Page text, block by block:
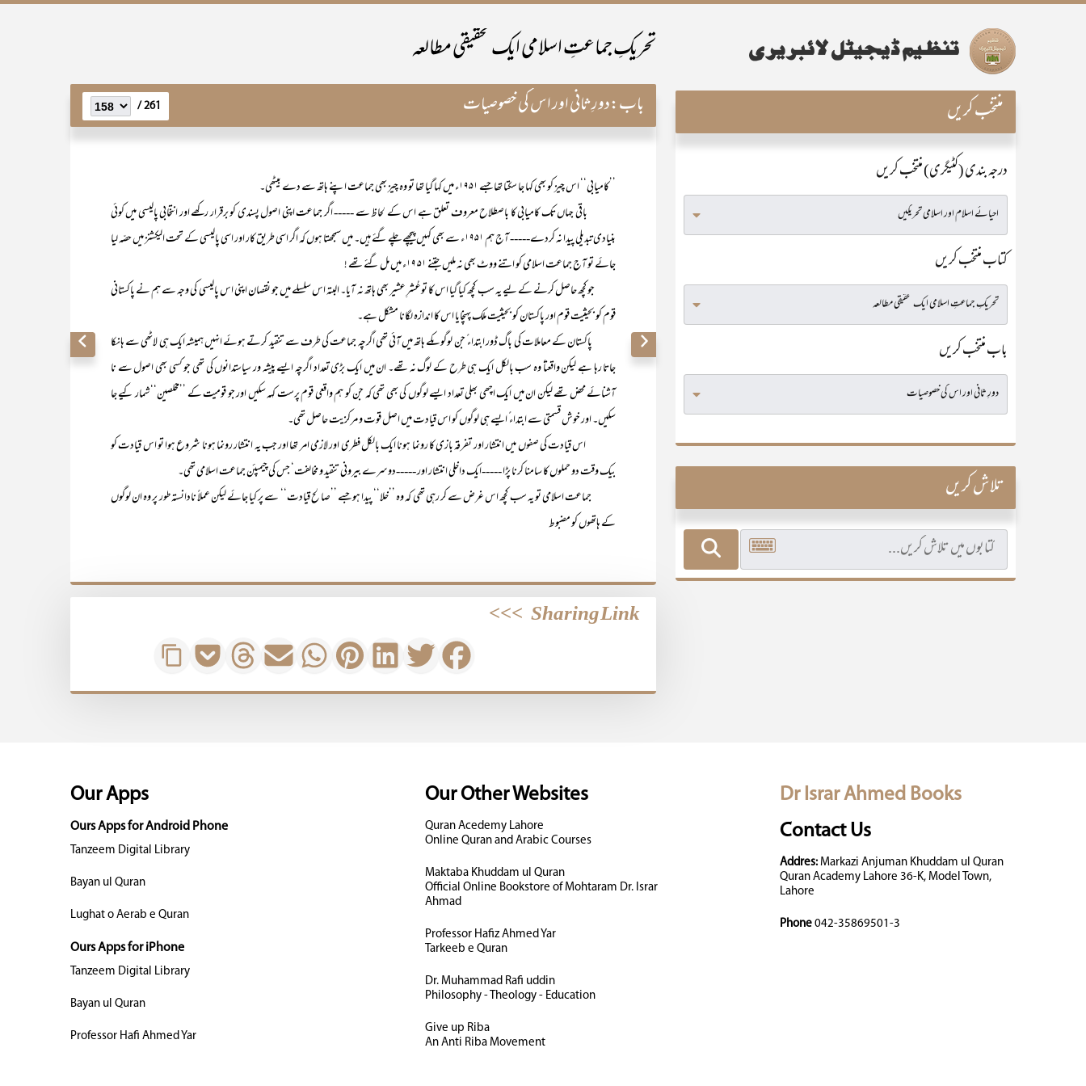
تحریکِ جماعتِ اسلامی ایک تحقیقی مطالعہ
باب:دورِ ثانی اور اس کی خصوصیات 261 /
’’کامیابی‘‘ اس چیز کو بھی کہا جا سکتا تھا جسے ۱۹۵۱ء میں کہا گیا تھا تو وہ چیز بھی جماعت اپنے ہاتھ سے دے بیٹھی۔
باقی جہاں تک کامیابی کا باصطلاح معروف تعلق ہے اس کے لحاظ سے ----- اگر جماعت اپنی اصول پسندی کو برقرار رکھے اور انتخابی پالیسی میں کوئی
بنیادی تبدیلی پیدا نہ کردے----- آج ہم ۱۹۵۱ء سے بھی کہیں پیچھے چلے گئے ہیں۔ میں سمجھتا ہوں کہ اگر اسی طریق کار اور اسی پالیسی کے تحت الیکشنز میں حصّہ لیا
جائے تو آج جماعت اسلامی کو اتنے ووٹ بھی نہ ملیں جتنے ۵۱ ۱۹ء میں مل گئے تھے !
جو کچھ حاصل کرنے کے لیے یہ سب کچھ کیا گیا اس کا توعُشرِ عشیر بھی ہاتھ نہ آیا۔ البتہ اس سلسلے میں جو نقصان اپنی اس پالیسی کی وجہ سے ہم نے پاکستانی
قوم کو بحیثیت قوم اور پاکستان کو بحیثیت ملک پہنچایا اس کا اندازہ لگانا مشکل ہے۔
پاکستان کے معاملات کی باگ ڈور ابتداء ً جن لوگوںکے ہاتھ میں آئی تھی اگرچہ جماعت کی طرف سے تنقید کرتے ہوئے انہیں ہمیشہ ایک ہی لاٹھی سے ہانکا
جاتا رہا ہے لیکن واقعتاً وہ سب بالکل ایک ہی طرح کے لوگ نہ تھے۔ ان میں ایک بڑی تعداد اگرچہ ایسے پیشہ ور سیاستدانوں کی تھی جو کسی بھی اصول سے نا
آشنائے محض تھے لیکن ان میں ایک اچھی بھلی تعداد ایسے لوگوں کی بھی تھی کہ جن کو ہم واقعی قوم پرست کہہ سکیں اور جو قومیت کے ’’مخلصین‘‘ شمار کیے جا
سکیں۔ اور خوش قسمتی سے ابتداء ً ایسے ہی لوگوں کو اس قیادت میں اصل قوت و مرکزیت حاصل تھی۔
اس قیادت کی صفوں میں انتشار اور تفرقہ بازی کا رونما ہونا ایک بالکل فطری اور لازمی امر تھا اور جب یہ انتشار رونما ہونا شروع ہوا تو اس قیادت کو
بیک وقت دو حملوں کا سامنا کرنا پڑا -----ایک داخلی انتشار اور -----دوسرے بیرونی تنقید و مخالفت‘ جس کی چیمپئن جماعت اسلامی تھی۔
جماعت اسلامی تو یہ سب کچھ اس غرض سے کر رہی تھی کہ وہ ’’خلا‘‘ پیدا ہو جسے ’’صالح قیادت‘‘ سے پر کیا جائے لیکن عملاً نادانستہ طور پر وہ ان لوگوں
کے ہاتھوں کو مضبوط
Sharing Link
>>>
منتخب کریں
درجہ بندی (کٹیگری) منتخب کریں
کتاب منتخب کریں
باب منتخب کریں
تلاش کریں
Dr Israr Ahmed Books
Contact Us
Addres:Markazi Anjuman Khuddam ul Quran
Quran Academy Lahore 36-K, Model Town,
Lahore
Phone 042-35869501-3
Our Other Websites
Quran Acedemy Lahore
Online Quran and Arabic Courses
Maktaba Khuddam ul Quran
Official Online Bookstore of Mohtaram Dr. Israr
Ahmad
Professor Hafiz Ahmed Yar
Tarkeeb e Quran
Dr. Muhammad Rafi uddin
Philosophy - Theology - Education
Give up Riba
An Anti Riba Movement
Our Apps
Ours Apps for Android Phone
Tanzeem Digital Library
Bayan ul Quran
Lughat o Aerab e Quran
Ours Apps for iPhone
Tanzeem Digital Library
Bayan ul Quran
Professor Hafi Ahmed Yar